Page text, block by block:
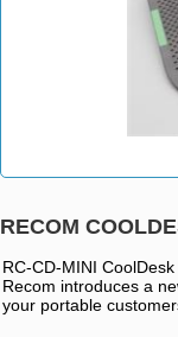
RECOM
RC-CD-MINI
Recom introduces a
your portable